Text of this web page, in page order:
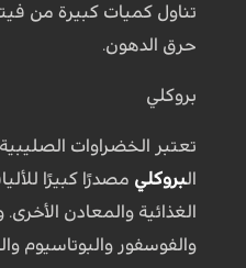
تناول كميات كبيرة من
حرق الدهون.
بروكلي
تعتبر الخضراوات
البروكلي مصدرًا كبيرًا
الغذائية والمعادن
والفوسفور والبوتاسيوم